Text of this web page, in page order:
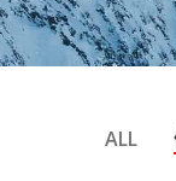
ALL